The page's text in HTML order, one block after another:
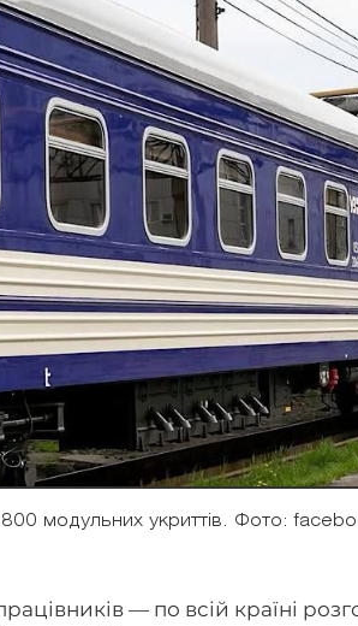
модульних укриттів. Фото:
— по всій країні